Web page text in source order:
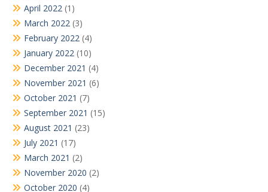
April 2022 (1)
March 2022 (3)
February 2022 (4)
January 2022 (10)
December 2021 (4)
November 2021 (6)
October 2021 (7)
September 2021 (15)
August 2021 (23)
July 2021 (17)
March 2021 (2)
November 2020 (2)
October 2020 (4)